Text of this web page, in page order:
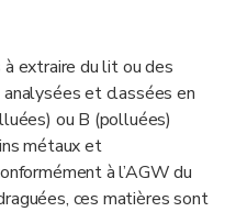
extraire du lit ou des
et classées en
ou B (polluées)
métaux et
à l’AGW du
ces matières sont